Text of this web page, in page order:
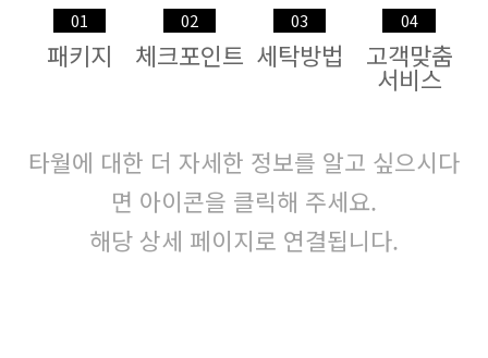
01
패키지
02
체크포인트
03
세탁방법
04
고객맞춤
서비스
타월에 대한 더 자세한 정보를 알고 싶으시다
면 아이콘을 클릭해 주세요.
해당 상세 페이지로 연결됩니다.